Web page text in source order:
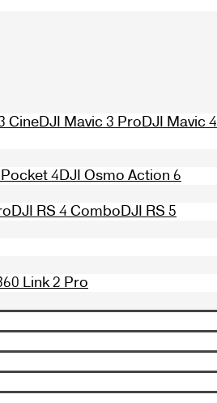
CineDJI Mavic 3 ProDJI Mavic
4DJI Osmo Action 6
DJI RS 4 ComboDJI RS 5
Link 2 Pro